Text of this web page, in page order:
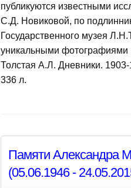
публикуются известными
С.Д. Новиковой, по
Государственного музея
уникальными
Толстая А.Л. Дневники.
336 л.
Памяти Александра
(05.06.1946 -